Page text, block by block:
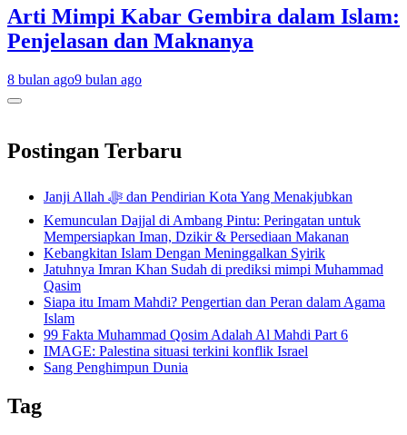
Arti Mimpi Kabar Gembira dalam Islam:
Penjelasan dan Maknanya
8 bulan ago9 bulan ago
Postingan Terbaru
Janji Allah ﷻ dan Pendirian Kota Yang Menakjubkan
Kemunculan Dajjal di Ambang Pintu: Peringatan untuk
Mempersiapkan Iman, Dzikir & Persediaan Makanan
Kebangkitan Islam Dengan Meninggalkan Syirik
Jatuhnya Imran Khan Sudah di prediksi mimpi Muhammad
Qasim
Siapa itu Imam Mahdi? Pengertian dan Peran dalam Agama
Islam
99 Fakta Muhammad Qosim Adalah Al Mahdi Part 6
IMAGE: Palestina situasi terkini konflik Israel
Sang Penghimpun Dunia
Tag